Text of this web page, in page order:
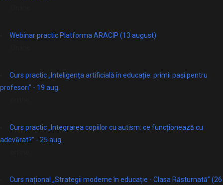
Webinar practic Platforma ARACIP (13 august)
Curs practic „Inteligența artificială în educație: primii pași pentru
profesori” - 19 aug.
Curs practic „Integrarea copiilor cu autism: ce funcționează cu
adevărat?” - 25 aug.
Curs național „Strategii moderne în educație - Clasa Răsturnată” (26